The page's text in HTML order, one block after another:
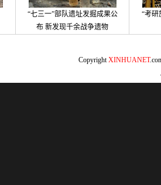
“七三一”部队遗址发掘成果公
布 新发现千余战争遗物
“考研
CopyrightXINHUANET